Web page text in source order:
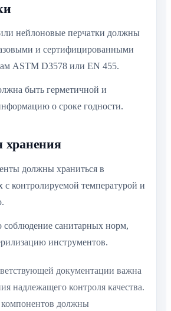
нейлоновые перчатки должны
и сертифицированными
ASTM D3578 или EN 455.
быть герметичной и
о сроке годности.
хранения
должны храниться в
с контролируемой температурой и
соблюдение санитарных норм,
инструментов.
документации важна
надлежащего контроля качества.
должны